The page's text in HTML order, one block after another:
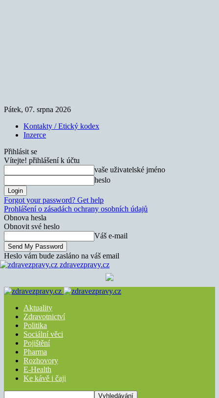
Pátek, 07. srpna 2026
Kontakty / Etický kodex
Inzerce
Přihlásit se
Vítejte! přihlášení k účtu
vaše uživatelské jméno
heslo
Forgot your password? Get help
Prohlášení o zásadách ochrany osobních údajů
Obnova hesla
Obnovit své heslo
Váš e-mail
Heslo vám bude zasláno na váš email
zdravezpravy.cz
Aktuality
Zdravotnictví
Politika
Sociální věci
Pojištění
Pharma
Rozhovory
E-Health
Ke kávě i čaji